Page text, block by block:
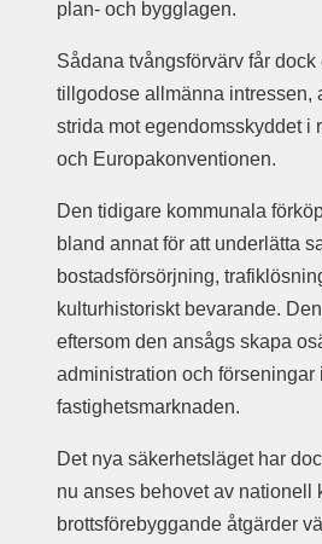
plan- och bygglagen.
Sådana tvångsförvärv får dock
tillgodose allmänna intressen,
strida mot egendomsskyddet i
och Europakonventionen.
Den tidigare kommunala
bland annat för att underlätta
bostadsförsörjning,
kulturhistoriskt bevarande.
eftersom den ansågs skapa
administration och förseningar i
fastighetsmarknaden.
Det nya säkerhetsläget har
nu anses behovet av nationell
brottsförebyggande åtgärder